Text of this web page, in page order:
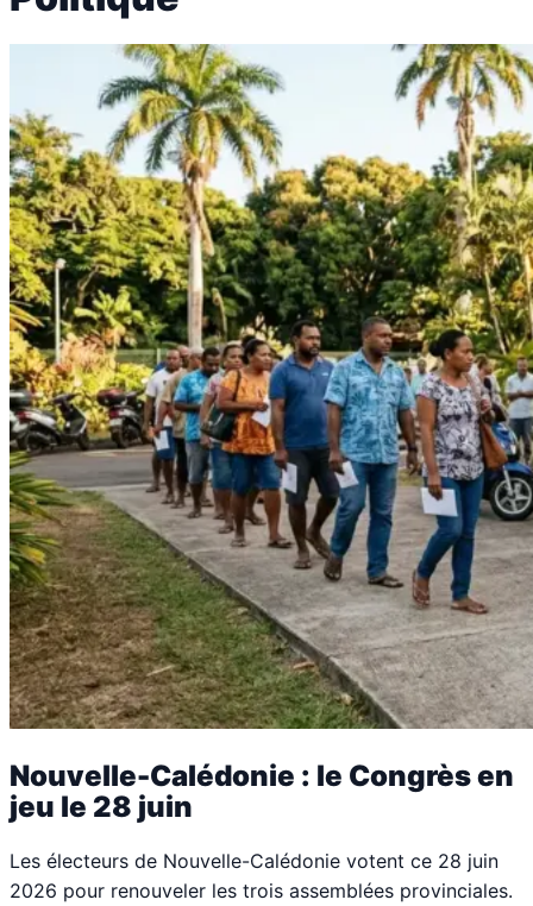
Nouvelle-Calédonie : le Congrès en
jeu le 28 juin
Les électeurs de Nouvelle-Calédonie votent ce 28 juin
2026 pour renouveler les trois assemblées provinciales.